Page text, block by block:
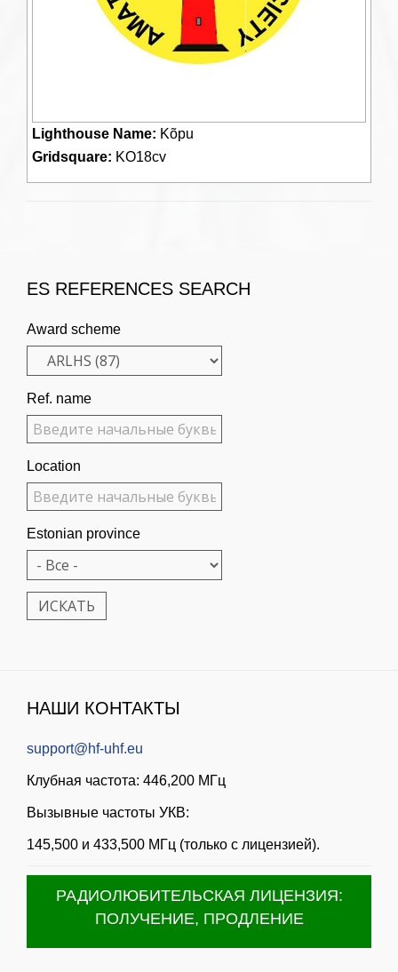
Lighthouse Name: Kõpu
Gridsquare: KO18cv
ES REFERENCES SEARCH
Award scheme
Ref. name
Location
Estonian province
НАШИ КОНТАКТЫ
support@hf-uhf.eu
Клубная частота: 446,200 МГц
Вызывные частоты УКВ:
145,500 и 433,500 МГц (только с лицензией).
РАДИОЛЮБИТЕЛЬСКАЯ ЛИЦЕНЗИЯ:
ПОЛУЧЕНИЕ, ПРОДЛЕНИЕ